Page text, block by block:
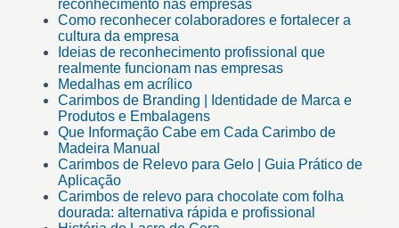
reconhecimento nas empresas
Como reconhecer colaboradores e fortalecer a
cultura da empresa
Ideias de reconhecimento profissional que
realmente funcionam nas empresas
Medalhas em acrílico
Carimbos de Branding | Identidade de Marca e
Produtos e Embalagens
Que Informação Cabe em Cada Carimbo de
Madeira Manual
Carimbos de Relevo para Gelo | Guia Prático de
Aplicação
Carimbos de relevo para chocolate com folha
dourada: alternativa rápida e profissional